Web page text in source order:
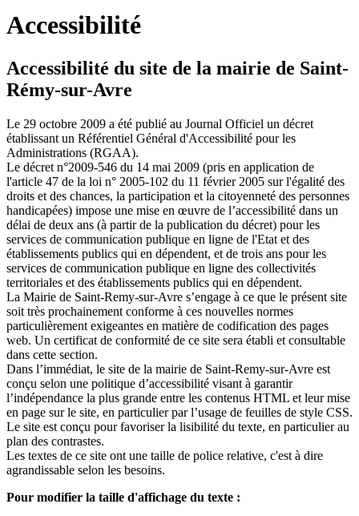
Accessibilité
Accessibilité du site de la mairie de Saint-
Rémy-sur-Avre
Le 29 octobre 2009 a été publié au Journal Officiel un décret
établissant un Référentiel Général d'Accessibilité pour les
Administrations (RGAA).
Le décret n°2009-546 du 14 mai 2009 (pris en application de
l'article 47 de la loi n° 2005-102 du 11 février 2005 sur l'égalité des
droits et des chances, la participation et la citoyenneté des personnes
handicapées) impose une mise en œuvre de l’accessibilité dans un
délai de deux ans (à partir de la publication du décret) pour les
services de communication publique en ligne de l'Etat et des
établissements publics qui en dépendent, et de trois ans pour les
services de communication publique en ligne des collectivités
territoriales et des établissements publics qui en dépendent.
La Mairie de Saint-Remy-sur-Avre s’engage à ce que le présent site
soit très prochainement conforme à ces nouvelles normes
particulièrement exigeantes en matière de codification des pages
web. Un certificat de conformité de ce site sera établi et consultable
dans cette section.
Dans l’immédiat, le site de la mairie de Saint-Remy-sur-Avre est
conçu selon une politique d’accessibilité visant à garantir
l’indépendance la plus grande entre les contenus HTML et leur mise
en page sur le site, en particulier par l’usage de feuilles de style CSS.
Le site est conçu pour favoriser la lisibilité du texte, en particulier au
plan des contrastes.
Les textes de ce site ont une taille de police relative, c'est à dire
agrandissable selon les besoins.
Pour modifier la taille d'affichage du texte :